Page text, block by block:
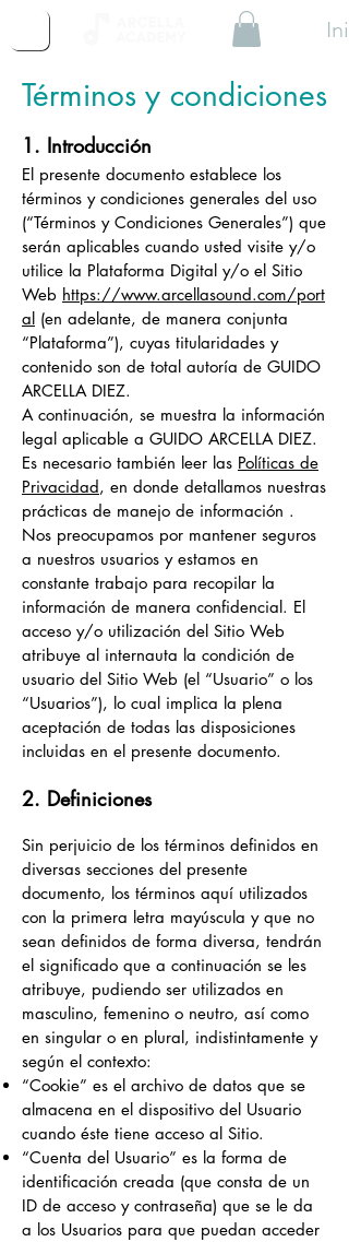
Términos y condiciones
1. Introducción
El presente documento establece los
términos y condiciones generales del uso
(“Términos y Condiciones Generales”) que
serán aplicables cuando usted visite y/o
utilice la Plataforma Digital y/o el Sitio
Web https://www.arcellasound.com/port
al (en adelante, de manera conjunta
“Plataforma”), cuyas titularidades y
contenido son de total autoría de GUIDO
ARCELLA DIEZ.
A continuación, se muestra la información
legal aplicable a GUIDO ARCELLA DIEZ.
Es necesario también leer las Políticas de
Privacidad, en donde detallamos nuestras
prácticas de manejo de información .
Nos preocupamos por mantener seguros
a nuestros usuarios y estamos en
constante trabajo para recopilar la
información de manera confidencial. El
acceso y/o utilización del Sitio Web
atribuye al internauta la condición de
usuario del Sitio Web (el “Usuario” o los
“Usuarios”), lo cual implica la plena
aceptación de todas las disposiciones
incluidas en el presente documento.
2. Definiciones
Sin perjuicio de los términos definidos en
diversas secciones del presente
documento, los términos aquí utilizados
con la primera letra mayúscula y que no
sean definidos de forma diversa, tendrán
el significado que a continuación se les
atribuye, pudiendo ser utilizados en
masculino, femenino o neutro, así como
en singular o en plural, indistintamente y
según el contexto:
“Cookie” es el archivo de datos que se
almacena en el dispositivo del Usuario
cuando éste tiene acceso al Sitio.
“Cuenta del Usuario” es la forma de
identificación creada (que consta de un
ID de acceso y contraseña) que se le da
a los Usuarios para que puedan acceder